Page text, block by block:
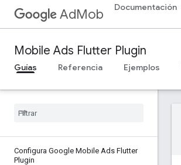
AdMob Documentación
Mobile Ads Flutter Plugin
Guías Referencia Ejemplos
Configura Google Mobile Ads Flutter
Plugin